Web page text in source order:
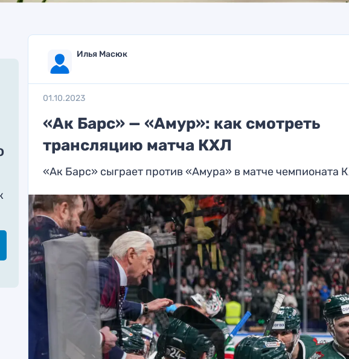
Илья Масюк
01.10.2023
«Ак Барс» — «Амур»: как смотреть
трансляцию матча КХЛ
«Ак Барс» сыграет против «Амура» в матче чемпионата